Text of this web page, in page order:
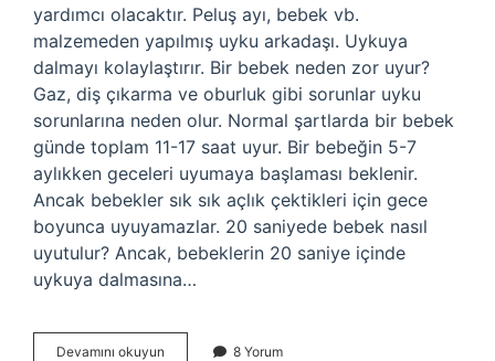
yardımcı olacaktır. Peluş ayı, bebek vb.
malzemeden yapılmış uyku arkadaşı. Uykuya
dalmayı kolaylaştırır. Bir bebek neden zor uyur?
Gaz, diş çıkarma ve oburluk gibi sorunlar uyku
sorunlarına neden olur. Normal şartlarda bir bebek
günde toplam 11-17 saat uyur. Bir bebeğin 5-7
aylıkken geceleri uyumaya başlaması beklenir.
Ancak bebekler sık ​​sık açlık çektikleri için gece
boyunca uyuyamazlar. 20 saniyede bebek nasıl
uyutulur? Ancak, bebeklerin 20 saniye içinde
uykuya dalmasına…
Devamını okuyun 8 Yorum